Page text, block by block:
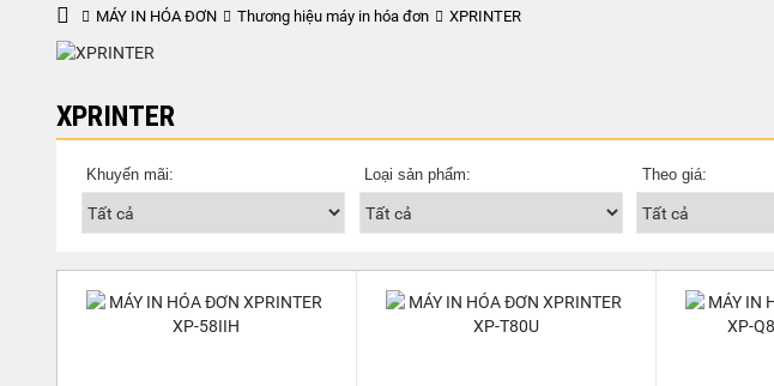
MÁY IN HÓA ĐƠN Thương hiệu máy in hóa đơn XPRINTER
XPRINTER
Khuyến mãi: Loại sản phẩm: Theo giá: